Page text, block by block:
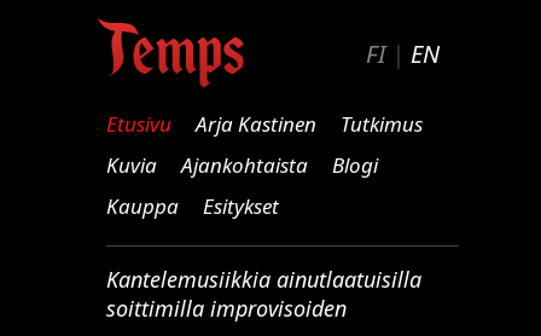
FI| EN
Etusivu Arja Kastinen
Tutkimus
Kuvia
Ajankohtaista
Blogi
Kauppa
Esitykset
Kantelemusiikkia ainutlaatuisilla
soittimilla improvisoiden